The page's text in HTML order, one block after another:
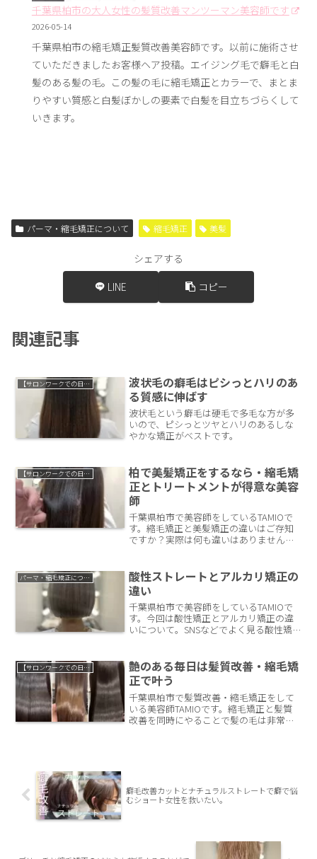
千葉県柏市の大人女性の髪質改善マンツーマン美容師です
2026-05-14
千葉県柏市の縮毛矯正髪質改善美容師です。以前に施術させ
ていただきましたお客様ヘア投稿。エイジング毛で癖毛と白
髪のある髪の毛。この髪の毛に縮毛矯正とカラーで、まとま
りやすい質感と白髪ぼかしの要素で白髪を目立ちづらくして
いきます。
パーマ・縮毛矯正について 縮毛矯正 美髪
シェアする
LINE
コピー
関連記事
【サロンワークでの日常】
波状毛の癖毛はピシっとハリのあ
る質感に伸ばす
波状毛という癖毛は硬毛で多毛な方が多
いので、ピシっとツヤとハリのあるしな
やかな矯正がベストです。
【サロンワークでの日常】
柏で美髪矯正をするなら・縮毛矯
正とトリートメントが得意な美容
師
千葉県柏市で美容師をしているTAMIOで
す。縮毛矯正と美髪矯正の違いはご存知
ですか？実際は何も違いはありません
す。実際にどういった違いがあるのか、
簡単に説明していきます。
パーマ・縮毛矯正について
酸性ストレートとアルカリ矯正の
違い
千葉県柏市で美容師をしているTAMIOで
す。今回は酸性矯正とアルカリ矯正の違
いについて。SNSなどでよく見る酸性矯
簡単に解説していきます。
【サロンワークでの日常】
艶のある毎日は髪質改善・縮毛矯
正で叶う
千葉県柏市で髪質改善・縮毛矯正をして
いる美容師TAMIOです。縮毛矯正と髪質
改善を同時にやることで髪の毛は非常に
癖毛改善カットとナチュラルストレートで癖で悩
むショート女性を救いたい。